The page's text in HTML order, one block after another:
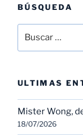
BÚSQUEDA
por:
ULTIMAS
Mister Wong,
18/07/2026